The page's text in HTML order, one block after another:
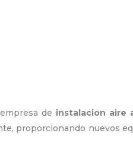
de instalacion aire
proporcionando nuevos